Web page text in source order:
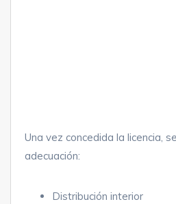
Una vez concedida la licencia,
adecuación:
Distribución interior